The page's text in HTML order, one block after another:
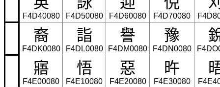
F4D40080 F4D50080 F4D60080 F4D70080
裔
F4DK0080
詣
F4DL0080
譽
F4DM0080
豫
F4DN0080
寤
F4E00080
悟
F4E10080
惡
F4E20080
旿
F4E30080